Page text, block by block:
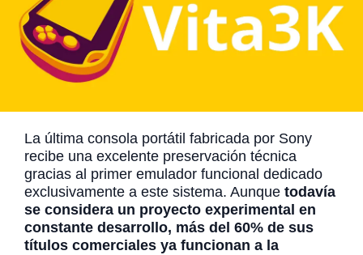
La última consola portátil fabricada por Sony
recibe una excelente preservación técnica
gracias al primer emulador funcional dedicado
exclusivamente a este sistema. Aunque todavía
se considera un proyecto experimental en
constante desarrollo, más del 60% de sus
títulos comerciales ya funcionan a la